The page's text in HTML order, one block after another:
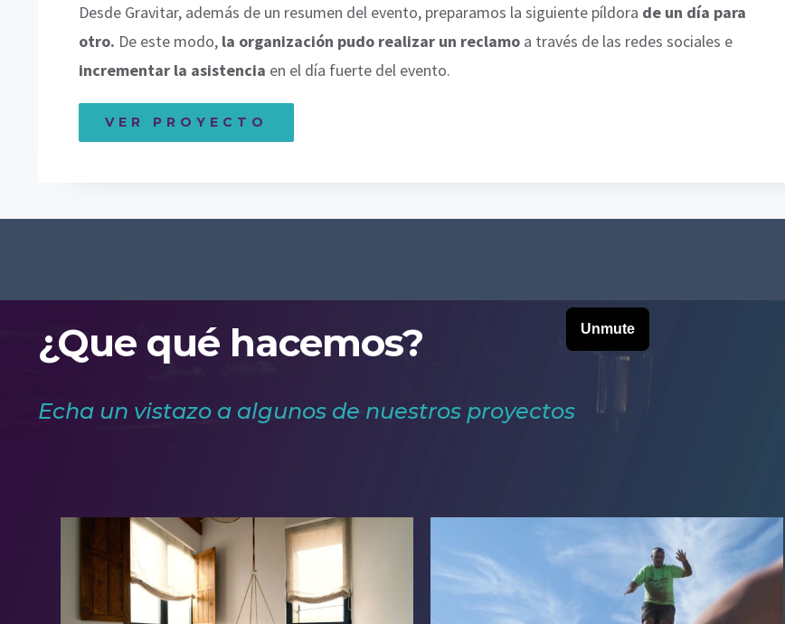
Desde Gravitar, además de un resumen del evento, preparamos la siguiente píldora de un día para
otro. De este modo, la organización pudo realizar un reclamo a través de las redes sociales e
incrementar la asistencia en el día fuerte del evento.
VER PROYECTO
¿Que qué hacemos?
Echa un vistazo a algunos de nuestros proyectos